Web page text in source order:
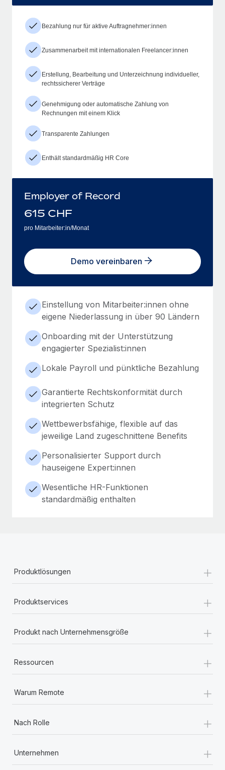
Bezahlung nur für aktive Auftragnehmer:innen
Zusammenarbeit mit internationalen Freelancer:innen
Erstellung, Bearbeitung und Unterzeichnung individueller,
rechtssicherer Verträge
Genehmigung oder automatische Zahlung von
Rechnungen mit einem Klick
Transparente Zahlungen
Enthält standardmäßig HR Core
Employer of Record
615 CHF
pro Mitarbeiter:in/Monat
Demo vereinbaren
Einstellung von Mitarbeiter:innen ohne
eigene Niederlassung in über 90 Ländern
Onboarding mit der Unterstützung
engagierter Spezialist:innen
Lokale Payroll und pünktliche Bezahlung
Garantierte Rechtskonformität durch
integrierten Schutz
Wettbewerbsfähige, flexible auf das
jeweilige Land zugeschnittene Benefits
Personalisierter Support durch
hauseigene Expert:innen
Wesentliche HR-Funktionen
standardmäßig enthalten
Produktlösungen +
Produktservices +
Produkt nach Unternehmensgröße +
Ressourcen +
Warum Remote +
Nach Rolle +
Unternehmen +